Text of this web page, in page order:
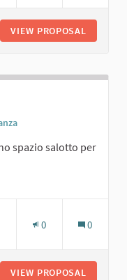
VIEW PROPOSAL
spazio salotto per
0 0
VIEW PROPOSAL